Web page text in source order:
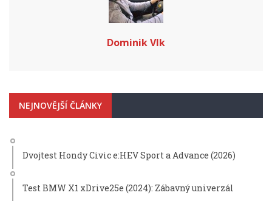
Dominik Vlk
NEJNOVĚJŠÍ ČLÁNKY
Dvojtest Hondy Civic e:HEV Sport a Advance (2026)
Test BMW X1 xDrive25e (2024): Zábavný univerzál